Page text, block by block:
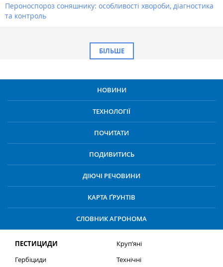
Пероноспороз соняшнику: особливості хвороби, діагностика
та контроль
БІЛЬШЕ
НОВИНИ
ТЕХНОЛОГІЇ
ПОЧИТАТИ
ПОДИВИТИСЬ
ДІЮЧІ РЕЧОВИНИ
КАРТА ҐРУНТІВ
СЛОВНИК АГРОНОМА
ПЕСТИЦИДИ
Гербіциди
Круп’яні
Технічні